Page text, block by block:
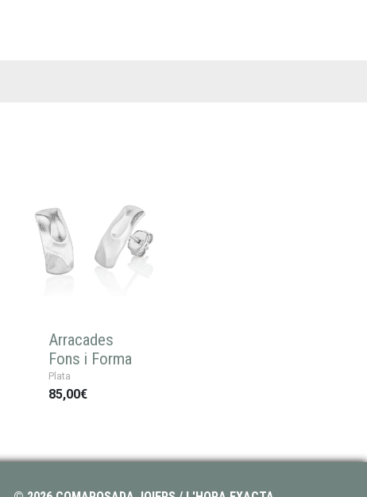
Arracades
Fons i Forma
Plata
85,00€